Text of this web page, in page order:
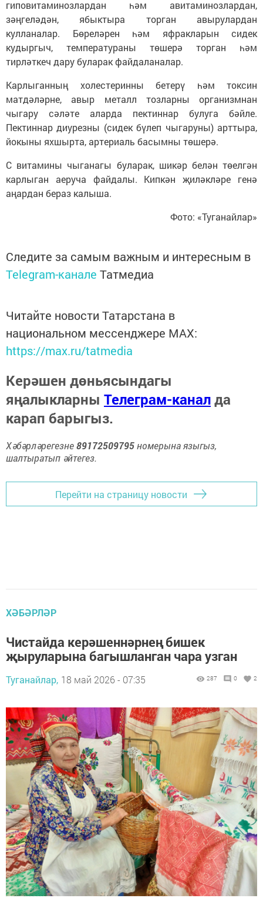
гиповитаминозлардан һәм авитаминозлардан,
зәңгеләдән, ябыктыра торган авырулардан
кулланалар. Бөреләрен һәм яфракларын сидек
кудыргыч, температураны төшерә торган һәм
тирләткеч дару буларак файдаланалар.
Карлыганның холестеринны бетерү һәм токсин
матдәләрне, авыр металл тозларны организмнан
чыгару сәләте аларда пектиннар булуга бәйле.
Пектиннар диурезны (сидек бүлеп чыгаруны) арттыра,
йокыны яхшырта, артериаль басымны төшерә.
С витамины чыганагы буларак, шикәр белән төелгән
карлыган аеруча файдалы. Кипкән җиләкләре генә
аңардан бераз калыша.
Фото: «Туганайлар»
Следите за самым важным и интересным в
Telegram-канале Татмедиа
Читайте новости Татарстана в
национальном мессенджере MАХ:
https://max.ru/tatmedia
Керәшен дөньясындагы
яңалыкларны Телеграм-каналда
карап барыгыз.
Хәбәрләрегезне89172509795номерына языгыз,
шалтыратып әйтегез.
Перейти на страницу новости
ХӘБӘРЛӘР
Чистайда керәшеннәрнең бишек
җыруларына багышланган чара узган
Туганайлар, 18 май 2026 - 07:35 287 0 2